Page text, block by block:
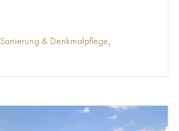
Sanierung & Denkmalpflege,